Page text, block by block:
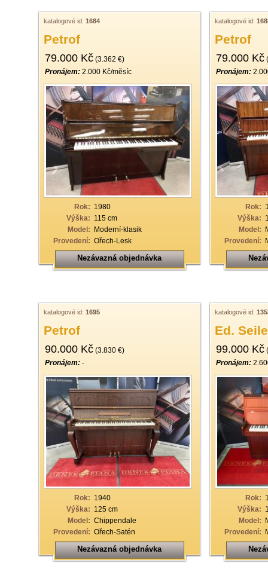
27
28
29
30
31
32
33
35
39
40
katalogové id: 1684
Petrof
79.000 Kč (3.362 €)
Pronájem: 2.000 Kč/měsíc
Rok: 1980
Výška: 115 cm
Model: Moderní-klasik
Provedení: Ořech-Lesk
Nezávazná objednávka
katalogové id:
Petrof
79.000 Kč
Pronájem:
Rok:
Výška:
Model:
Provedení:
katalogové id: 1695
Petrof
90.000 Kč (3.830 €)
Pronájem: -
Rok: 1940
Výška: 125 cm
Model: Chippendale
Provedení: Ořech-Satén
Nezávazná objednávka
katalogové id:
Ed.
99.000 Kč
Pronájem:
Rok:
Výška:
Model:
Provedení: